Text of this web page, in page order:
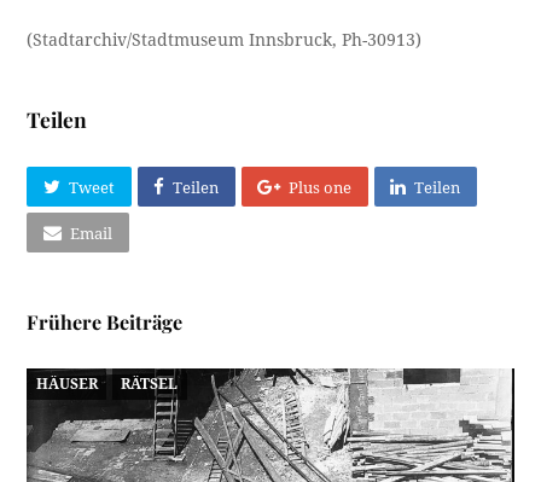
(Stadtarchiv/Stadtmuseum Innsbruck, Ph-30913)
Teilen
Tweet Teilen Plus one Teilen
Email
Frühere Beiträge
HÄUSER RÄTSEL